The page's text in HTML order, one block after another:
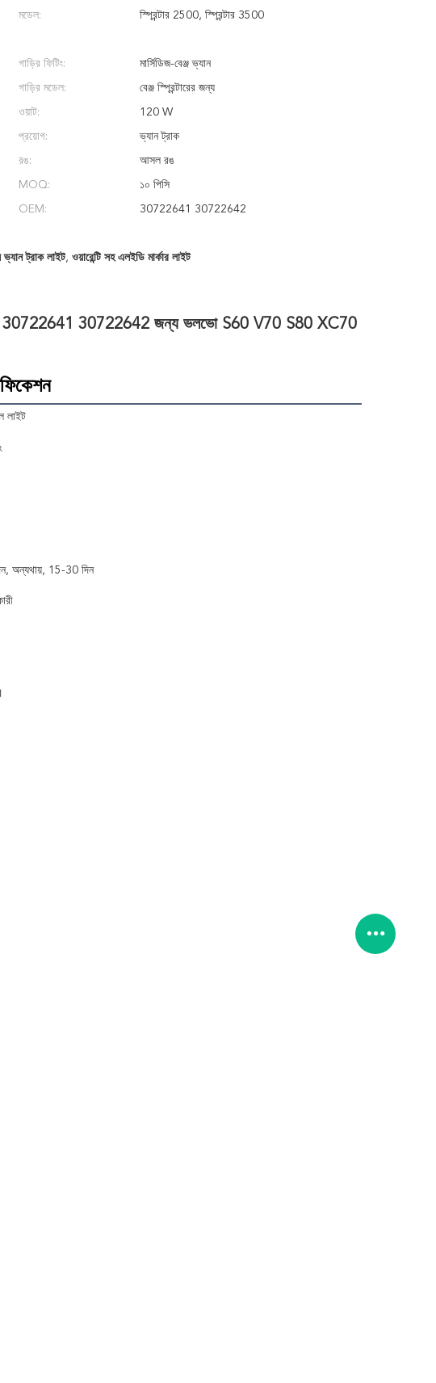
মডেল: স্প্রিন্টার 2500, স্প্রিন্টার 3500
গাড়ির ফিটিং: মার্সিডিজ-বেঞ্জ ভ্যান
গাড়ির মডেল: বেঞ্জ স্প্রিন্টারের জন্য
ওয়াট: 120 W
প্রয়োগ: ভ্যান ট্রাক
রঙ: আসল রঙ
MOQ: ১০ পিসি
OEM: 30722641 30722642
ট্রাক লাইট, ওয়ারেন্টি সহ এলইডি মার্কার লাইট
লাইট 30722641 30722642 জন্য ভলভো S60 V70 S80 XC70
লাইট
অন্যথায়, 15-30 দিন